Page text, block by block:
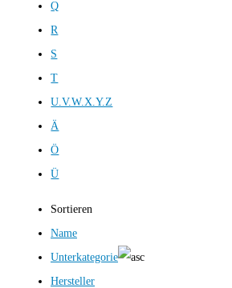
Q
R
S
T
U.V.W.X.Y.Z
Ä
Ö
Ü
Sortieren
Name
Unterkategorie
Hersteller